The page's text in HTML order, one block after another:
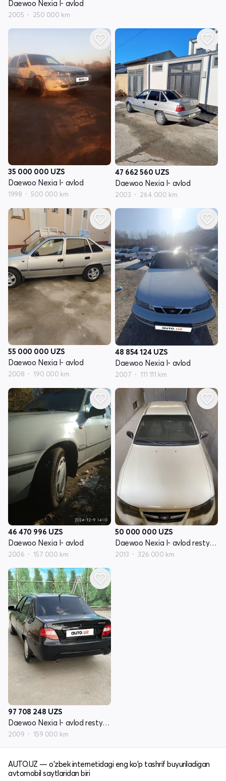
Daewoo Nexia I- avlod
2005 250 000 km
35 000 000 UZS
Daewoo Nexia I- avlod
1998 500 000 km
47 662 560 UZS
Daewoo Nexia I- avlod
2003 264 000 km
55 000 000 UZS
Daewoo Nexia I- avlod
2008 190 000 km
48 854 124 UZS
Daewoo Nexia I- avlod
2007 111 111 km
46 470 996 UZS
Daewoo Nexia I- avlod
2006 157 000 km
50 000 000 UZS
Daewoo Nexia I- avlod restyling
2013 326 000 km
97 708 248 UZS
Daewoo Nexia I- avlod restyling
2009 159 000 km
AUTO.UZ — o'zbek internetidagi eng ko'p tashrif buyuriladigan
avtomobil saytlaridan biri